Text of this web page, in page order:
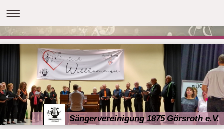
Sängervereinigung 1875 Görsroth e.V.